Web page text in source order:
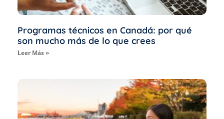
Programas técnicos en Canadá: por qué
son mucho más de lo que crees
Leer Más »